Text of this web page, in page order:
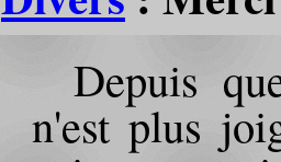
Depuis
n'est plus